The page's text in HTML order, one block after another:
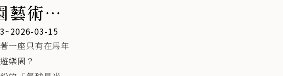
#雲林縣政府 #親子活動 #免費入場 #整個雲林都是
藝術燈
03-15
一座只有在馬年
樂園？